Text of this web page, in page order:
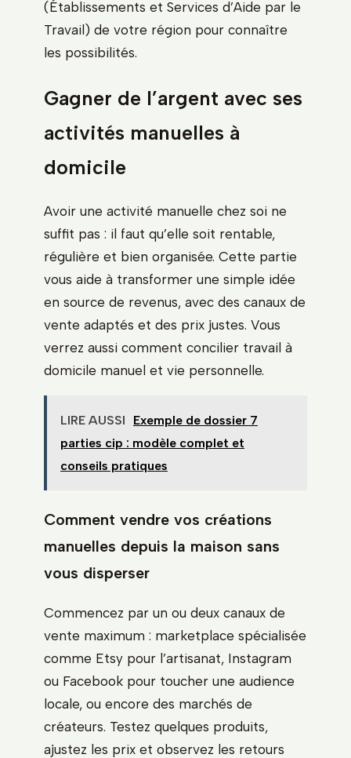
(Établissements et Services d’Aide par le
Travail) de votre région pour connaître
les possibilités.
Gagner de l’argent avec ses
activités manuelles à
domicile
Avoir une activité manuelle chez soi ne
suffit pas : il faut qu’elle soit rentable,
régulière et bien organisée. Cette partie
vous aide à transformer une simple idée
en source de revenus, avec des canaux de
vente adaptés et des prix justes. Vous
verrez aussi comment concilier travail à
domicile manuel et vie personnelle.
LIRE AUSSI
Exemple de dossier 7
parties cip : modèle complet et
conseils pratiques
Comment vendre vos créations
manuelles depuis la maison sans
vous disperser
Commencez par un ou deux canaux de
vente maximum : marketplace spécialisée
comme Etsy pour l’artisanat, Instagram
ou Facebook pour toucher une audience
locale, ou encore des marchés de
créateurs. Testez quelques produits,
ajustez les prix et observez les retours